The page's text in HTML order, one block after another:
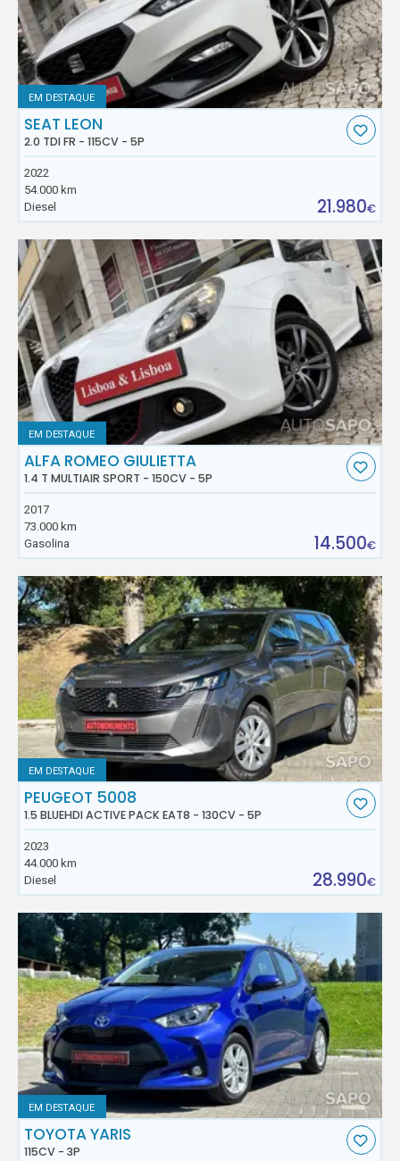
EM DESTAQUE
SEAT LEON
2.0 TDI FR - 115CV - 5P
2022
54.000 km
Diesel
21.980€
EM DESTAQUE
ALFA ROMEO GIULIETTA
1.4 T MULTIAIR SPORT - 150CV - 5P
2017
73.000 km
Gasolina
14.500€
EM DESTAQUE
PEUGEOT 5008
1.5 BLUEHDI ACTIVE PACK EAT8 - 130CV - 5P
2023
44.000 km
Diesel
28.990€
EM DESTAQUE
TOYOTA YARIS
115CV - 3P